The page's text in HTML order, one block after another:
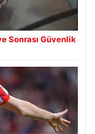
Sonrası Güvenlik